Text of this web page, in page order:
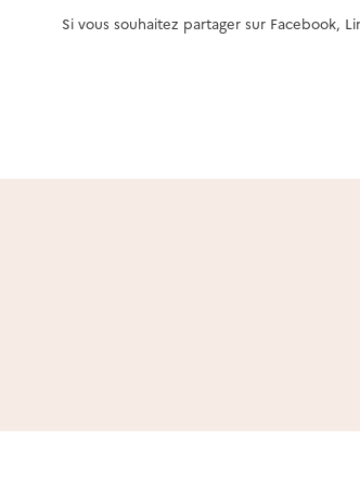
Si vous souhaitez partager sur Facebook,